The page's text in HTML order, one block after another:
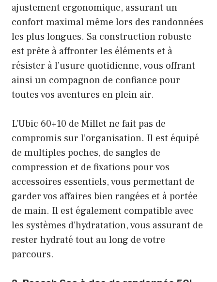
ajustement ergonomique, assurant un
confort maximal même lors des randonnées
les plus longues. Sa construction robuste
est prête à affronter les éléments et à
résister à l’usure quotidienne, vous offrant
ainsi un compagnon de confiance pour
toutes vos aventures en plein air.
L’Ubic 60+10 de Millet ne fait pas de
compromis sur l’organisation. Il est équipé
de multiples poches, de sangles de
compression et de fixations pour vos
accessoires essentiels, vous permettant de
garder vos affaires bien rangées et à portée
de main. Il est également compatible avec
les systèmes d’hydratation, vous assurant de
rester hydraté tout au long de votre
parcours.